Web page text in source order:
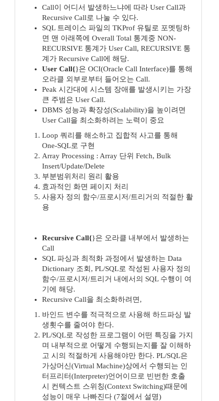
Call이 어디서 발생하느냐에 따라 User Call과
Recursive Call로 나눌 수 있다.
SQL 트레이스 파일의 TKProf 유틸로 포멧팅하
면 맨 아래쪽에 Overall Total 통계중 NON-
RECURSIVE 통계가 User Call, RECURSIVE 통
계가 Recursive Call에 해당.
User Call{}은 OCI(Oracle Call Interface)를 통해
오라클 외부로부터 들어오는 Call.
Peak 시간대에 시스템 장애를 발생시키는 가장
큰 주범은 User Call.
DBMS 성능과 확장성(Scalability)을 높이려면
User Call을 최소화하려는 노력이 중요
Loop 쿼리를 해소하고 집합적 사고를 통해
One-SQL로 구현
Array Processing : Array 단위 Fetch, Bulk
Insert/Update/Delete
부분범위처리 원리 활용
효과적인 화면 페이지 처리
사용자 정의 함수/프로시저/트리거의 적절한 활
용
Recursive Call{}은 오라클 내부에서 발생하는
Call
SQL 파싱과 최적화 과정에서 발생하는 Data
Dictionary 조회, PL/SQL로 작성된 사용자 정의
함수/프로시저/트리거 내에서의 SQL 수행이 여
기에 해당.
Recursive Call을 최소화하려면,
바인드 변수를 적극적으로 사용해 하드파싱 발
생횟수를 줄여야 한다.
PL/SQL로 작성한 프로그램이 어떤 특징을 가지
며 내부적으로 어떻게 수행되는지를 잘 이해하
고 시의 적절하게 사용해야만 한다. PL/SQL은
가상머신(Virtual Machine)상에서 수행되는 인
터프리터(Interpreter)언어이므로 빈번한 호출
시 컨텍스트 스위칭(Context Switching)때문에
성능이 매우 나빠진다 (7절에서 설명)